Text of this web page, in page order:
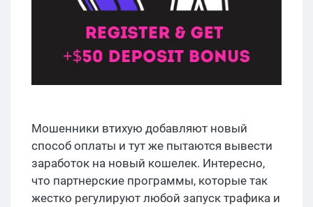
Мошенники втихую добавляют новый
способ оплаты и тут же пытаются вывести
заработок на новый кошелек. Интересно,
что партнерские программы, которые так
жестко регулируют любой запуск трафика и